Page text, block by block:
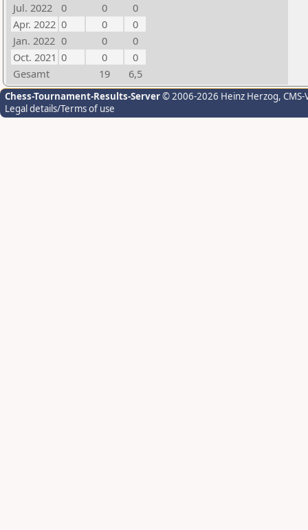
Jul. 2022
0 0
0
Apr. 2022 0 0
0
Jan. 2022 0 0
0
Oct. 2021 0 0
0
Gesamt
19 6,5
Chess-Tournament-Results-Server© 2006-2026 Heinz Herzog,
Legal details/Terms of use